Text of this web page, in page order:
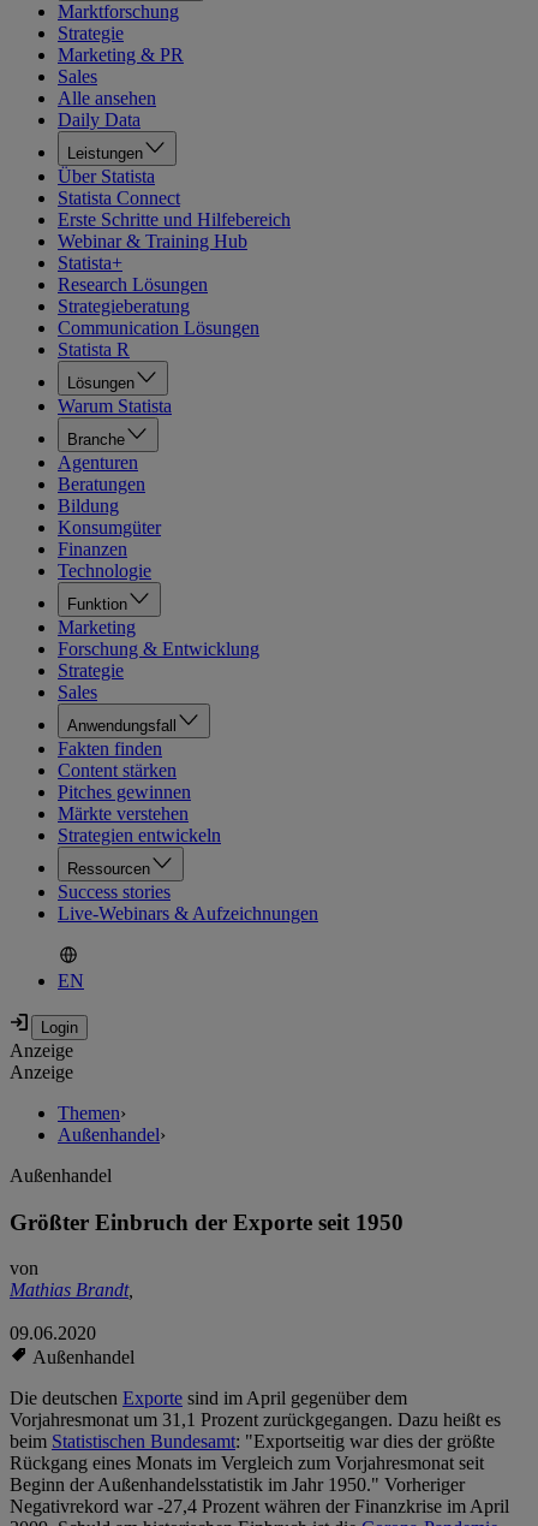
Marktforschung
Strategie
Marketing & PR
Sales
Alle ansehen
Daily Data
Leistungen
Über Statista
Statista Connect
Erste Schritte und Hilfebereich
Webinar & Training Hub
Statista+
Research Lösungen
Strategieberatung
Communication Lösungen
Statista R
Lösungen
Warum Statista
Branche
Agenturen
Beratungen
Bildung
Konsumgüter
Finanzen
Technologie
Funktion
Marketing
Forschung & Entwicklung
Strategie
Sales
Anwendungsfall
Fakten finden
Content stärken
Pitches gewinnen
Märkte verstehen
Strategien entwickeln
Ressourcen
Success stories
Live-Webinars & Aufzeichnungen
EN
Anzeige
Anzeige
Themen›
Außenhandel›
Außenhandel
Größter Einbruch der Exporte seit 1950
von
Mathias Brandt,
09.06.2020
Außenhandel
Die deutschen Exporte sind im April gegenüber dem
Vorjahresmonat um 31,1 Prozent zurückgegangen. Dazu heißt es
beim Statistischen Bundesamt: "Exportseitig war dies der größte
Rückgang eines Monats im Vergleich zum Vorjahresmonat seit
Beginn der Außenhandelsstatistik im Jahr 1950." Vorheriger
Negativrekord war -27,4 Prozent währen der Finanzkrise im April